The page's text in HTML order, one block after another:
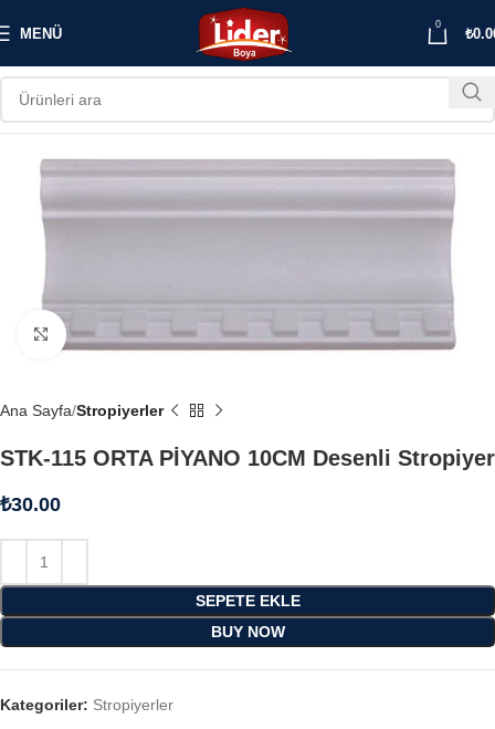
MENÜ
0
₺
Büyütmek için tıklayın
Ana Sayfa Stropiyerler
STK-115 ORTA PİYANO 10CM Desenli Stropiyer
₺30.00
SEPETE EKLE
BUY NOW
Kategoriler: Stropiyerler